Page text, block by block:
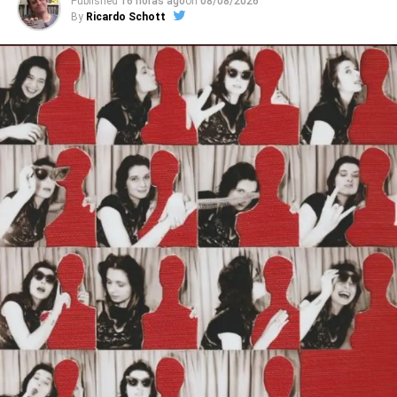
Wire, hardcore típico, pós-hardcore, um pouco de
psicodelia – tudo junto e misturado, com letras corrosivas
e de estranhamento.
O começo, com o introspectivo pós-punkPrograde
(aberta com baixo tomando conta e demolindo) e com as
diferentes partes deOther hells, já demonstra isso. O
punk psicodélico, gelado e funkeado deMadness
, que
parece um combo Gang Of Four + Black Sabbath (sério!)
representa todas essas variações. Já o jangle rock do
demoDark summerpõe o Ceremony próximo do rock
britânico oitentista, como se um espírito ligado à Rough
Trade tivesse baixado ali. E tem ainda o clima meio 60’s,
meio punk deDeep down where I belong , numa estranha
onda que pega de Hives a Stranglers.
Ouvimos: Taxi Girls –Static
Falando em Stranglers, prepare-se para o clima
By Ricardo Schott